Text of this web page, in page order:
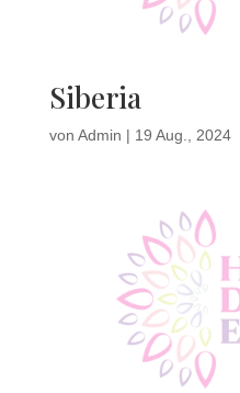
Siberia
von Admin | 19 Aug., 2024